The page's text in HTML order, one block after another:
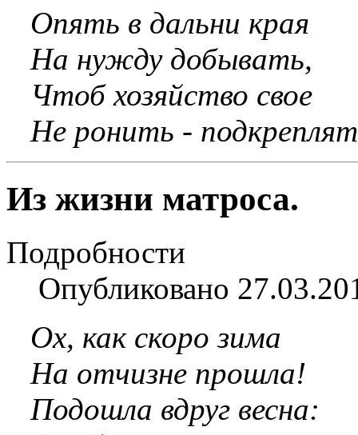
Опять в дальни края
На нужду добывать,
Чтоб хозяйство свое
Не ронить -
Из жизни матроса.
Подробности
Опубликовано
Ох, как скоро зима
На отчизне прошла!
Подошла вдруг весна: